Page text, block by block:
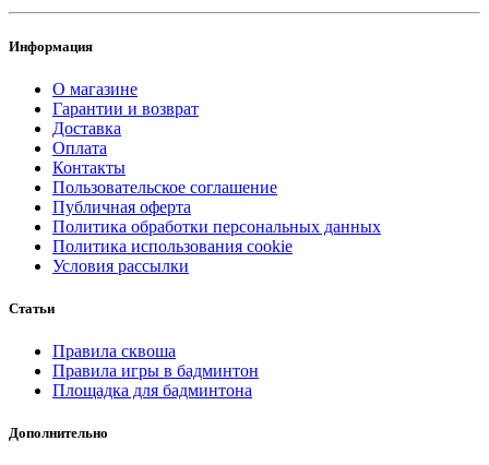
Информация
О магазине
Гарантии и возврат
Доставка
Оплата
Контакты
Пользовательское соглашение
Публичная оферта
Политика обработки персональных данных
Политика использования cookie
Условия рассылки
Статьи
Правила сквоша
Правила игры в бадминтон
Площадка для бадминтона
Дополнительно